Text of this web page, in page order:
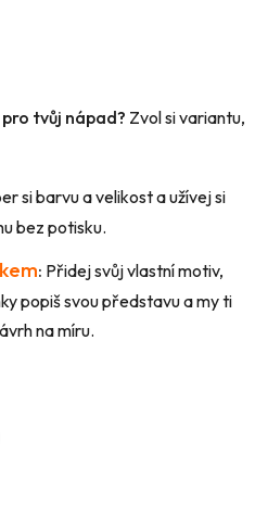
tvůj nápad? Zvol si variantu,
si barvu a velikost a užívej si
bez potisku.
: Přidej svůj vlastní motiv,
popiš svou představu a my ti
na míru.